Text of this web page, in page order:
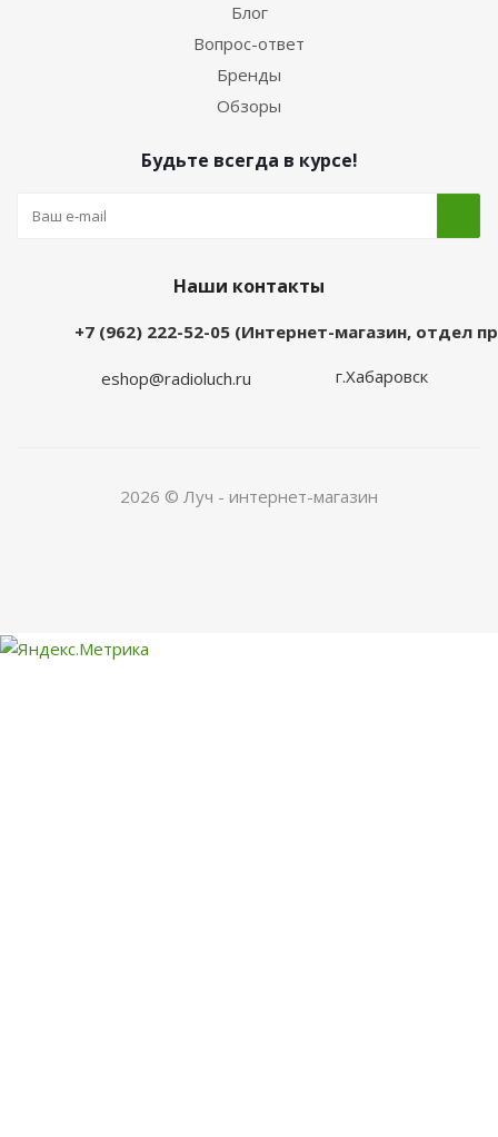
Блог
Вопрос-ответ
Бренды
Обзоры
Будьте всегда в курсе!
Наши контакты
+7 (962) 222-52-05 (Интернет-магазин, отдел
eshop@radioluch.ru г.Хабаровск
2026 © Луч - интернет-магазин